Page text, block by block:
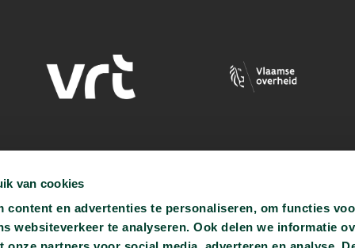
van cookies
content en advertenties te personaliseren, om functies
websiteverkeer te analyseren. Ook delen we informatie